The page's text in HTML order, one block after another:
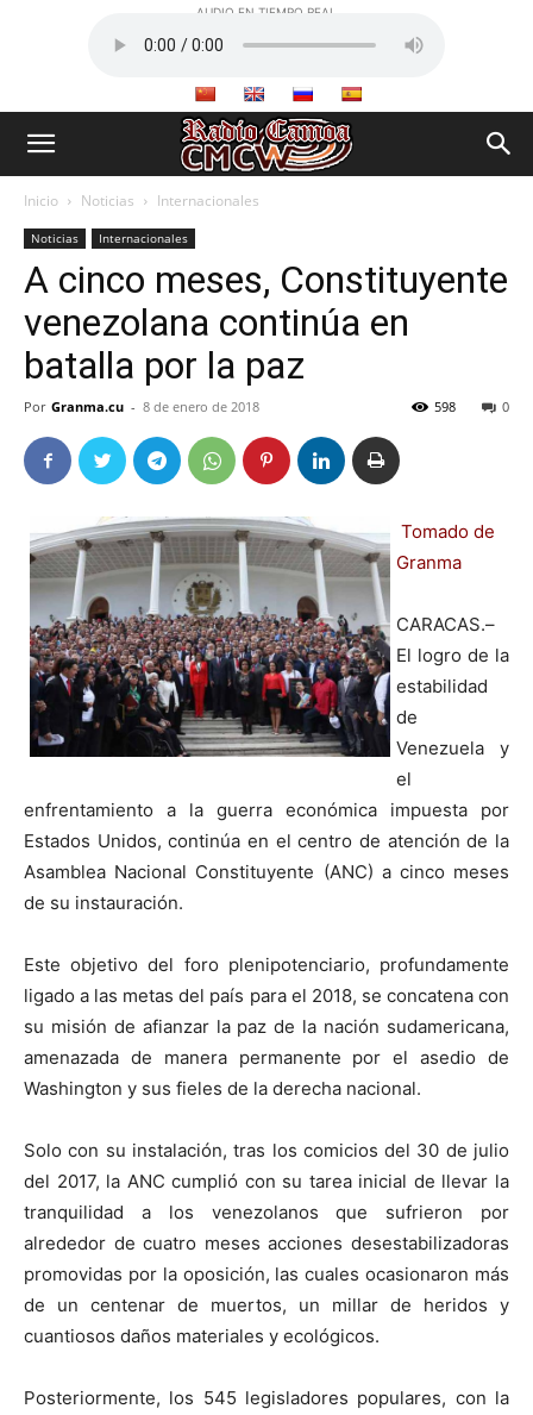
AUDIO EN TIEMPO REAL
Inicio Noticias Internacionales
Noticias Internacionales
A cinco meses, Constituyente
venezolana continúa en
batalla por la paz
Por Granma.cu - 8 de enero de 2018 0
598
Tomado de
Granma
CARACAS.–
El logro de la
estabilidad
de
Venezuela y
el
enfrentamiento a la guerra económica impuesta por
Estados Unidos, continúa en el centro de atención de la
Asamblea Nacional Constituyente (ANC) a cinco meses
de su instauración.
Este objetivo del foro plenipotenciario, profundamente
ligado a las metas del país para el 2018, se concatena con
su misión de afianzar la paz de la nación sudamericana,
amenazada de manera permanente por el asedio de
Washington y sus fieles de la derecha nacional.
Solo con su instalación, tras los comicios del 30 de julio
del 2017, la ANC cumplió con su tarea inicial de llevar la
tranquilidad a los venezolanos que sufrieron por
alrededor de cuatro meses acciones desestabilizadoras
promovidas por la oposición, las cuales ocasionaron más
de un centenar de muertos, un millar de heridos y
cuantiosos daños materiales y ecológicos.
Posteriormente, los 545 legisladores populares, con la